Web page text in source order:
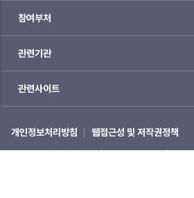
참여부처
관련기관
관련사이트
개인정보처리방침 웹접근성 및 저작권정책